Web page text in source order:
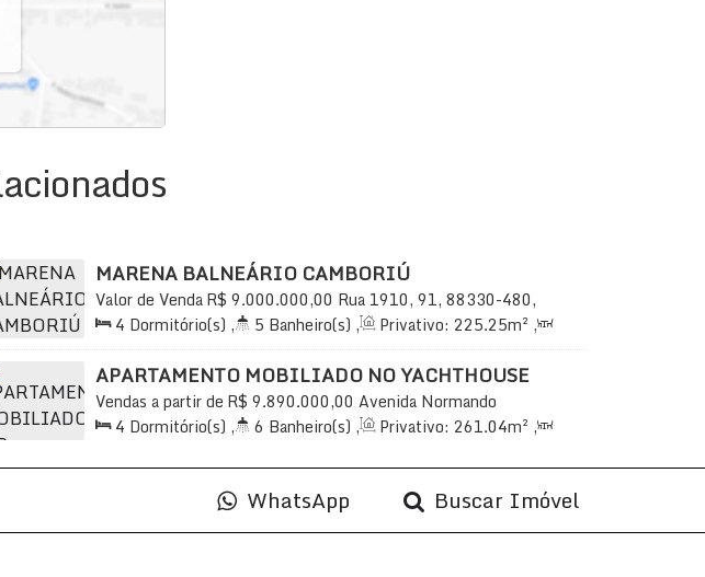
MARENA BALNEÁRIO CAMBORIÚ
R$ 9.000.000,00
Valor de Venda Rua 1910, 91, 88330-480,
Centro, Balneário Camboriú, Santa Catarina, Brasil
4 Dormitório(s) , 5 Banheiro(s) , Privativo: 225.25m² ,
3 Sala(s), 4 Suíte(s), Total:323.00~ 402.00m², 3
Vaga(s) , Útil: 225 .25m²
APARTAMENTO MOBILIADO NO YACHTHOUSE
R$ 9.890.000,00
Vendas a partir de Avenida Normando
Tedesco, 1333, 88330-123, Centro, Balneário Camboriú, Santa
Catarina, Brasil
4 Dormitório(s) , 6 Banheiro(s) , Privativo: 261.04m² ,
Distância do Mar, Útil:261.04m²
WhatsApp Buscar Imóvel